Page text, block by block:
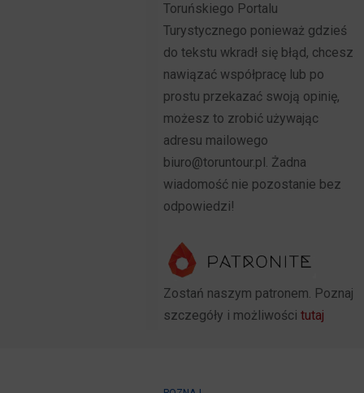
Toruńskiego Portalu
Turystycznego ponieważ gdzieś
do tekstu wkradł się błąd, chcesz
nawiązać współpracę lub po
prostu przekazać swoją opinię,
możesz to zrobić używając
adresu mailowego
biuro@toruntour.pl. Żadna
wiadomość nie pozostanie bez
odpowiedzi!
Zostań naszym patronem. Poznaj
szczegóły i możliwości tutaj